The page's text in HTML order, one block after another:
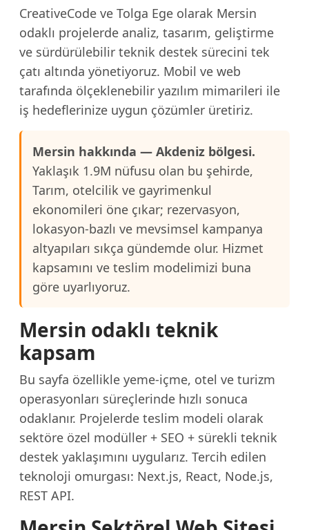
CreativeCode ve Tolga Ege olarak Mersin
odaklı projelerde analiz, tasarım, geliştirme
ve sürdürülebilir teknik destek sürecini tek
çatı altında yönetiyoruz. Mobil ve web
tarafında ölçeklenebilir yazılım mimarileri ile
iş hedeflerinize uygun çözümler üretiriz.
Mersin hakkında — Akdeniz bölgesi.
Yaklaşık 1.9M nüfusu olan bu şehirde,
Tarım, otelcilik ve gayrimenkul
ekonomileri öne çıkar; rezervasyon,
lokasyon-bazlı ve mevsimsel kampanya
altyapıları sıkça gündemde olur. Hizmet
kapsamını ve teslim modelimizi buna
göre uyarlıyoruz.
Mersin odaklı teknik
kapsam
Bu sayfa özellikle yeme-içme, otel ve turizm
operasyonları süreçlerinde hızlı sonuca
odaklanır. Projelerde teslim modeli olarak
sektöre özel modüller + SEO + sürekli teknik
destek yaklaşımını uygularız. Tercih edilen
teknoloji omurgası: Next.js, React, Node.js,
REST API.